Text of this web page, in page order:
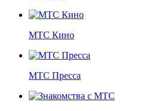
МТС Кино
МТС Пресса